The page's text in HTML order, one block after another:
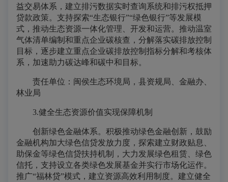
益交易体系，建立排污数据实时查询系统和排污权抵押
贷款政策。支持探索“生态银行”“绿色银行”等发展模
式，推动生态资源一体化管理、开发和运营。推动温室
气体清单编制和重点企业碳核查，分解落实碳排放控制
目标，逐步建立重点企业碳排放控制指标分解和考核体
系，加速助力碳达峰和碳中和目标。
责任单位：闽侯生态环境局，县资规局、金融办、
林业局
3.健全生态资源价值实现保障机制
创新绿色金融体系。积极推动绿色金融创新，鼓励
金融机构加大绿色信贷发放力度，探索建立财政贴息、
助保金等绿色信贷扶持机制，大力发展绿色租赁、绿色
信托，支持设立各类绿色发展基金并实行市场化运作。
推广“福林贷”模式，建立资源高效利用制度。建立健全